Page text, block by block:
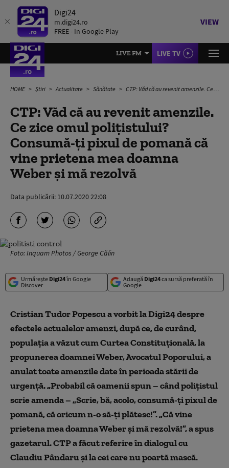
Digi24
m.digi24.ro
FREE - In Google Play
VIEW
LIVE FM LIVE TV
HOME Știri Actualitate Sănătate CTP: Văd că au revenit amenzile. Ce zice omul polițistului? Consumă-ți pixul de pomană că vine prietena mea doamna Weber și mă rezolvă
CTP: Văd că au revenit amenzile.
Ce zice omul polițistului?
Consumă-ți pixul de pomană că
vine prietena mea doamna
Weber și mă rezolvă
Data publicării: 10.07.2020 22:08
Foto: Inquam Photos / George Călin
Urmărește Digi24în Google
Discover
Adaugă Digi24ca sursă preferată în
Google
Cristian Tudor Popescu a vorbit la Digi24 despre
efectele actualelor amenzi, după ce, de curând,
populația a văzut cum Curtea Constituțională, la
propunerea doamnei Weber, Avocatul Poporului, a
anulat toate amenzile date în perioada stării de
urgență. „Probabil că oamenii spun – când polițistul
scrie amenda – „Scrie, bă, acolo, consumă-ți pixul de
pomană, că oricum n-o să-ți plătesc!”. „Că vine
prietena mea doamna Weber și mă rezolvă!”, a spus
gazetarul. CTP a făcut referire în dialogul cu
Claudiu Pândaru și la cei care nu poartă mască.